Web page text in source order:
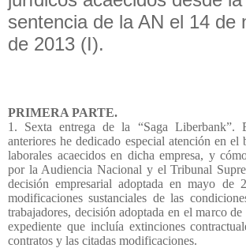
sentencia de la AN el 14 de
de 2013 (I).
PRIMERA PARTE.
1. Sexta entrega de la “Saga Liberbank”.
anteriores he dedicado especial atención en
laborales acaecidos en dicha empresa, y
por la Audiencia Nacional y el Tribunal
decisión empresarial adoptada en mayo de
modificaciones sustanciales de las
trabajadores, decisión adoptada en el marco
expediente que incluía extinciones
contratos y las citadas modificaciones.